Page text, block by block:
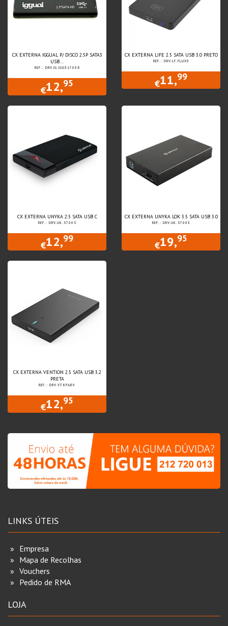
CX EXTERNA IGGUAL P/ DISCO 2.5P SATA3
USB...
REF.: DRV.IG.IGG317006
€12,95
CX EXTERNA LIFE 2.5 SATA USB 3.0 PRETO
REF.: DRV.LF.FLUX3
€11,99
CX EXTERNA UNYKA 2.5 SATA USB C
REF.: DRV.UK.57005
€12,99
CX EXTERNA UNYKA LOK 3.5 SATA USB 3.0
REF.: DRV.UK.57003
€19,95
CX EXTERNA VENTION 2.5 SATA USB 3.2
PRETA
REF.: DRV.VT.KPAB0
€12,95
LINKS ÚTEIS
Empresa
Mapa de Recolhas
Vouchers
Pedido de RMA
LOJA